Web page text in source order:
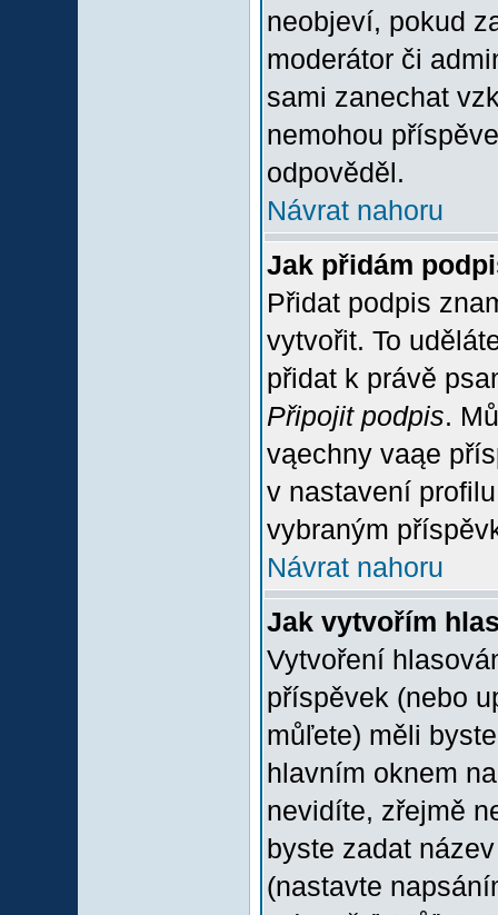
neobjeví, pokud
moderátor či
sami zanechat
nemohou
odpověděl.
Návrat nahoru
Jak přidám
Přidat podpis
vytvořit. To
přidat k právě
Připojit podpis.
vąechny vaąe
v nastavení
vybraným
Návrat nahoru
Jak vytvořím
Vytvoření
příspěvek (nebo
můľete) měli
hlavním oknem
nevidíte, zřejmě
byste zadat
(nastavte